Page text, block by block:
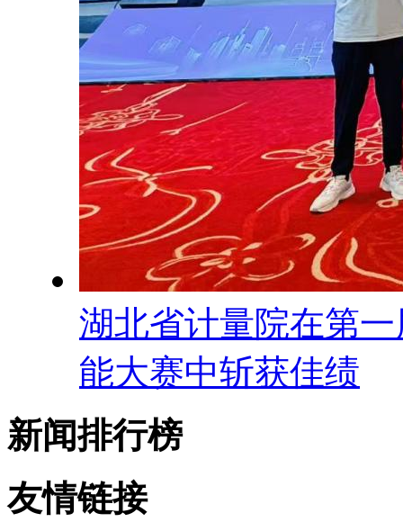
湖北省计量院在第
能大赛中斩获佳绩
新闻排行榜
友情链接